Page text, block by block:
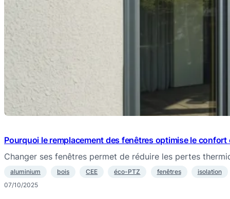
Pourquoi le remplacement des fenêtres optimise le confort
Changer ses fenêtres permet de réduire les pertes
aluminium bois CEE éco-PTZ fenêtres
isolation
07/10/2025